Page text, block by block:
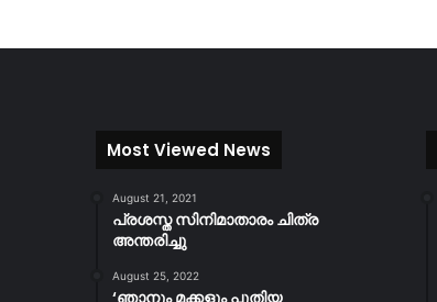
Most Viewed News
August 21, 2021
പ്രശസ്ത സിനിമാതാരം ചിത്ര
അന്തരിച്ചു
August 25, 2022
‘ഞാനും മക്കളും പുതിയ